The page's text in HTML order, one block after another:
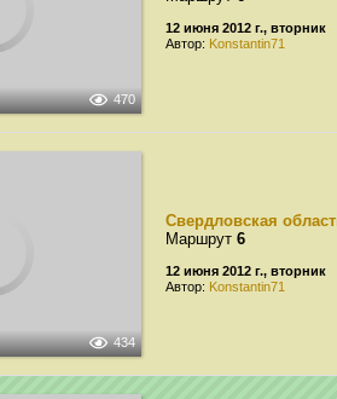
470
12 июня 2012 г., вторник
Автор: Konstantin71
434
Свердловская
Маршрут 6
12 июня 2012 г., вторник
Автор: Konstantin71